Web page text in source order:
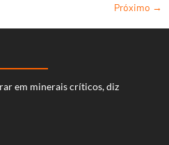
Próximo →
em minerais críticos, diz